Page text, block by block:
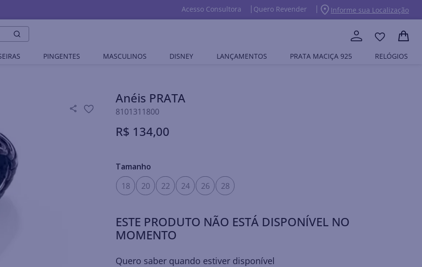
Acesso Consultora Quero Revender Informe sua Localização
PINGENTES MASCULINOS DISNEY LANÇAMENTOS PRATA MACIÇA 925 RELÓGIOS
Anéis PRATA
8101311800
R$ 134,00
Tamanho
18
20 22 24 26 28
ESTE PRODUTO NÃO ESTÁ DISPONÍVEL NO
MOMENTO
Quero saber quando estiver disponível